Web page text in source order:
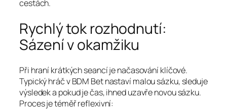
cestách.
Rychlý tok rozhodnutí:
Sázení v okamžiku
Při hraní krátkých seancí je načasování klíčové.
Typický hráč v BDM Bet nastaví malou sázku, sleduje
výsledek a pokud je čas, ihned uzavře novou sázku.
Proces je téměř reflexivní: